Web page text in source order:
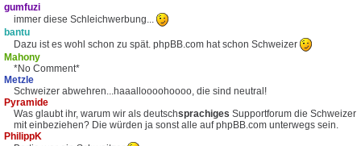
gumfuzi
immer diese Schleichwerbung...
bantu
Dazu ist es wohl schon zu spät. phpBB.com hat schon Schweizer
Mahony
*No Comment*
Metzle
Schweizer abwehren...haaalloooohoooo, die sind neutral!
Pyramide
Was glaubt ihr, warum wir als deutschsprachiges Supportforum die Schweizer
mit einbeziehen? Die würden ja sonst alle auf phpBB.com unterwegs sein.
PhilippK